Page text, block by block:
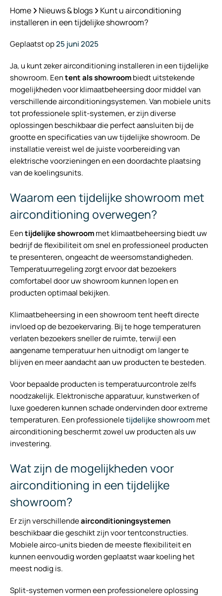
Home Nieuws & blogs
Kunt u airconditioning
installeren in een tijdelijke showroom?
Geplaatst op25 juni 2025
Ja, u kunt zeker airconditioning installeren in een tijdelijke
showroom. Eentent als showroombiedt uitstekende
mogelijkheden voor klimaatbeheersing door middel van
verschillende airconditioningsystemen. Van mobiele units
tot professionele split-systemen, er zijn diverse
oplossingen beschikbaar die perfect aansluiten bij de
grootte en specificaties van uw tijdelijke showroom. De
installatie vereist wel de juiste voorbereiding van
elektrische voorzieningen en een doordachte plaatsing
van de koelingsunits.
Waarom een tijdelijke showroom met
airconditioning overwegen?
Eentijdelijke showroommet klimaatbeheersing biedt uw
bedrijf de flexibiliteit om snel en professioneel producten
te presenteren, ongeacht de weersomstandigheden.
Temperatuurregeling zorgt ervoor dat bezoekers
comfortabel door uw showroom kunnen lopen en
producten optimaal bekijken.
Klimaatbeheersing in een showroom tent heeft directe
invloed op de bezoekervaring. Bij te hoge temperaturen
verlaten bezoekers sneller de ruimte, terwijl een
aangename temperatuur hen uitnodigt om langer te
blijven en meer aandacht aan uw producten te besteden.
Voor bepaalde producten is temperatuurcontrole zelfs
noodzakelijk. Elektronische apparatuur, kunstwerken of
luxe goederen kunnen schade ondervinden door extreme
temperaturen. Een professioneletijdelijke showroom met
airconditioning beschermt zowel uw producten als uw
investering.
Wat zijn de mogelijkheden voor
airconditioning in een tijdelijke
showroom?
Er zijn verschillendeairconditioningsystemen
beschikbaar die geschikt zijn voor tentconstructies.
Mobiele airco-units bieden de meeste flexibiliteit en
kunnen eenvoudig worden geplaatst waar koeling het
meest nodig is.
Split-systemen vormen een professionelere oplossing